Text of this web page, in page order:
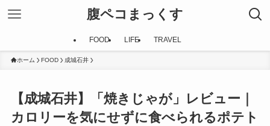
腹ペコまっくす
FOOD LIFE TRAVEL
ホーム FOOD 成城石井
【成城石井】「焼きじゃが」レビュー｜
カロリーを気にせずに食べられるポテト